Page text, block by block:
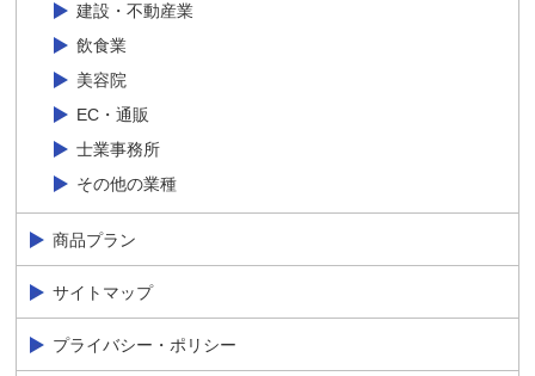
建設・不動産業
飲食業
美容院
EC・通販
士業事務所
その他の業種
商品プラン
サイトマップ
プライバシー・ポリシー